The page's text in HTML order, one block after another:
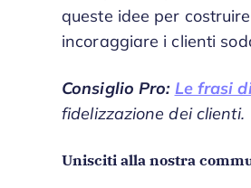
queste idee per
incoraggiare i clienti
Consiglio Pro: Le frasi
fidelizzazione dei clienti.
Unisciti alla nostra